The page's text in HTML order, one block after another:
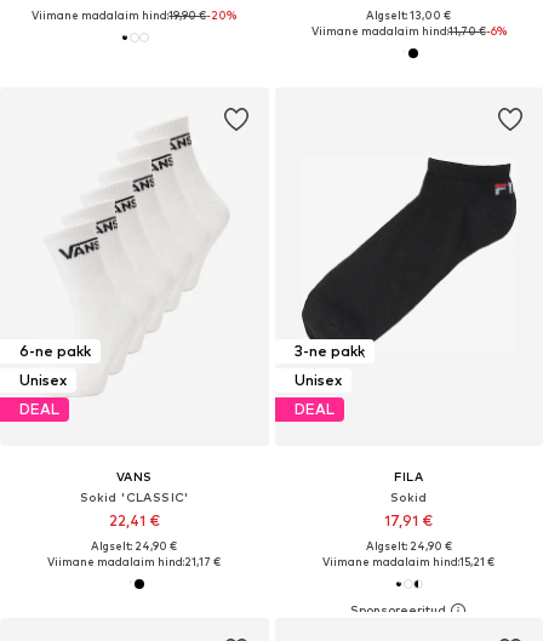
Viimane madalaim hind:19,90 €-20%
Algselt: 13,00 €
Viimane madalaim hind:11,70 €-6%
6-ne pakk
Unisex
DEAL
VANS
Sokid 'CLASSIC'
22,41 €
Algselt: 24,90 €
Viimane madalaim hind:21,17 €
3-ne pakk
Unisex
DEAL
FILA
Sokid
17,91 €
Algselt: 24,90 €
Viimane madalaim hind:15,21 €